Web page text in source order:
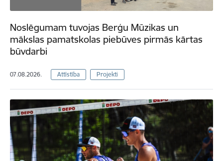
Noslēgumam tuvojas Berģu Mūzikas un
mākslas pamatskolas piebūves pirmās kārtas
būvdarbi
07.08.2026. Attīstība Projekti